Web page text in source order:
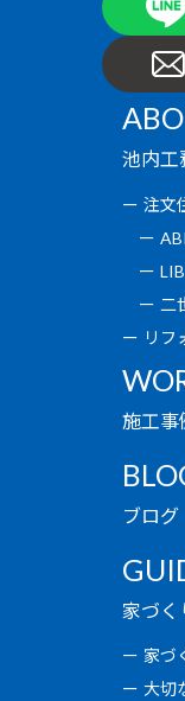
池内工
注文
二
リフ
施工事
ブログ
家づく
家づ
大切